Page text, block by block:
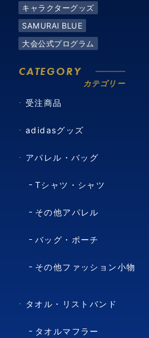
キャラクターグッズ
SAMURAI BLUE
大会公式プログラム
CATEGORY
カテゴリー
受注商品
adidasグッズ
アパレル・バッグ
Tシャツ・シャツ
その他アパレル
バッグ・ポーチ
その他ファッション小物
タオル・リストバンド
タオルマフラー